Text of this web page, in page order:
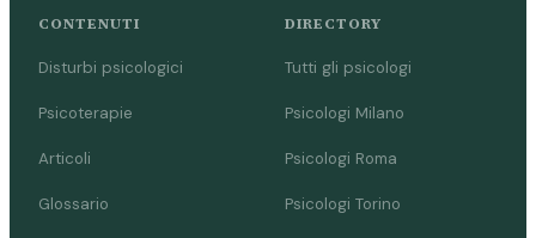
CONTENUTI
Disturbi psicologici
Psicoterapie
Articoli
Glossario
DIRECTORY
Tutti gli psicologi
Psicologi Milano
Psicologi Roma
Psicologi Torino